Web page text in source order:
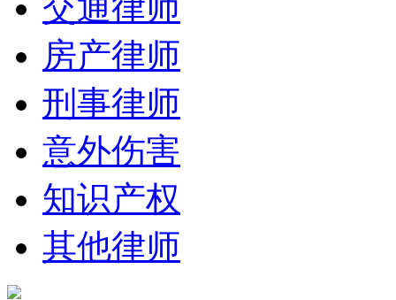
房产律师
刑事律师
意外伤害
知识产权
其他律师